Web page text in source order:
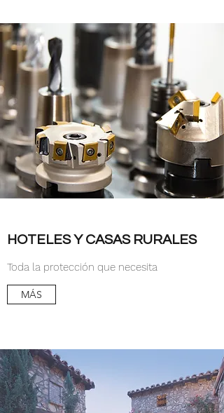
HOTELES Y CASAS RURALES
Toda la protección que necesita
MÁS